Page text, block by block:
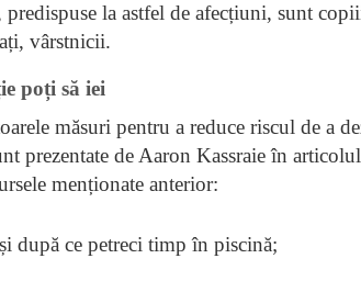
predispuse la astfel de afecțiuni, sunt
vârstnicii.
poți să iei
măsuri pentru a reduce riscul de a
prezentate de Aaron Kassraie în
menționate anterior:
după ce petreci timp în piscină;